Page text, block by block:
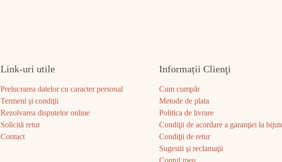
Link-uri utile
Prelucrarea datelor cu caracter personal
Termeni şi condiţii
Rezolvarea disputelor online
Solicită retur
Contact
Informații Clienţi
Cum cumpăr
Metode de plata
Politica de livrare
Condiţii de acordare a garanţiei la
Condiţii de retur
Sugestii şi reclamaţii
Contul meu